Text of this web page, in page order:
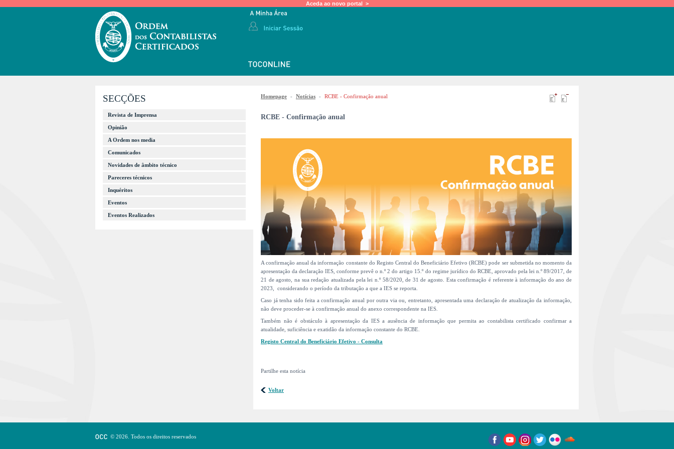
Aceda ao novo portal >
SECÇÕES
Revista de Imprensa
Opinião
A Ordem nos media
Comunicados
Novidades de âmbito técnico
Pareceres técnicos
Inquéritos
Eventos
Eventos Realizados
Homepage - Notícias - RCBE - Confirmação anual
RCBE - Confirmação anual
A confirmação anual da informação constante do Registo Central do Beneficiário Efetivo (RCBE) pode ser submetida no momento da
apresentação da declaração IES, conforme prevê o n.º 2 do artigo 15.º do regime jurídico do RCBE, aprovado pela lei n.º 89/2017, de
21 de agosto, na sua redação atualizada pela lei n.º 58/2020, de 31 de agosto. Esta confirmação é referente à informação do ano de
2023, considerando o período da tributação a que a IES se reporta.
Caso já tenha sido feita a confirmação anual por outra via ou, entretanto, apresentada uma declaração de atualização da informação,
não deve proceder-se à confirmação anual do anexo correspondente na IES.
Também não é obstáculo à apresentação da IES a ausência de informação que permita ao contabilista certificado confirmar a
atualidade, suficiência e exatidão da informação constante do RCBE.
Registo Central do Beneficiário Efetivo - Consulta
Partilhe esta notícia
Voltar
© 2026. Todos os direitos reservados